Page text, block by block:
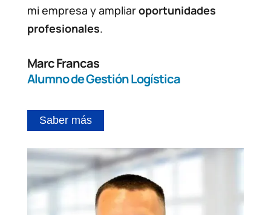
mi empresa y ampliaroportunidades
profesionales.
Marc Francas
Alumno de Gestión Logística
Saber más